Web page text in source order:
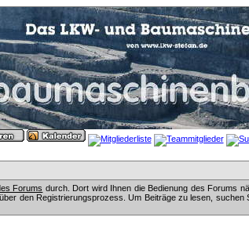
Forums durch. Dort wird Ihnen die Bedienung des Forums
den Registrierungsprozess. Um Beiträge zu lesen,